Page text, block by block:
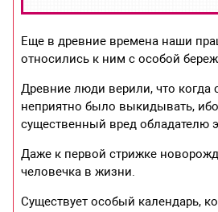
Еще в древние времена наши
относились к ним с особой
Древние люди верили, что когда
неприятно было выкидывать,
существенный вред обладателю
Даже к первой стрижке
человечка в жизни.
Существует особый календарь,